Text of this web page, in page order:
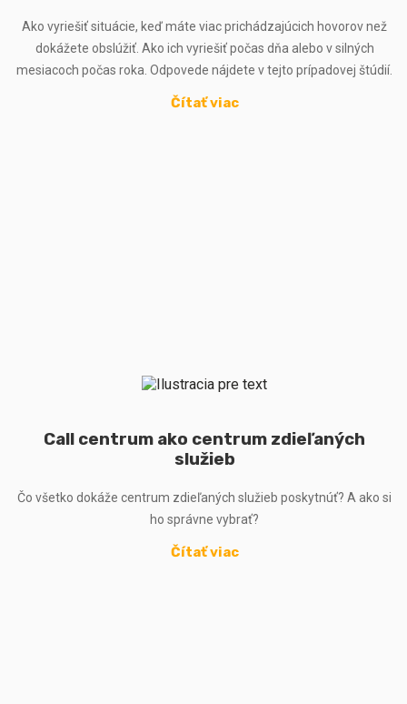
Ako vyriešiť situácie, keď máte viac prichádzajúcich hovorov než
dokážete obslúžiť. Ako ich vyriešiť počas dňa alebo v silných
mesiacoch počas roka. Odpovede nájdete v tejto prípadovej štúdií.
Čítať viac
Call centrum ako centrum zdieľaných
služieb
Čo všetko dokáže centrum zdieľaných služieb poskytnúť? A ako si
ho správne vybrať?
Čítať viac